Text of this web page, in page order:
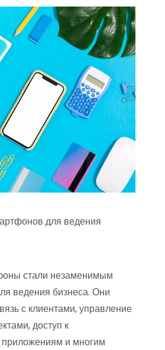
для ведения
стали незаменимым
ведения бизнеса. Они
с клиентами, управление
доступ к
и многим